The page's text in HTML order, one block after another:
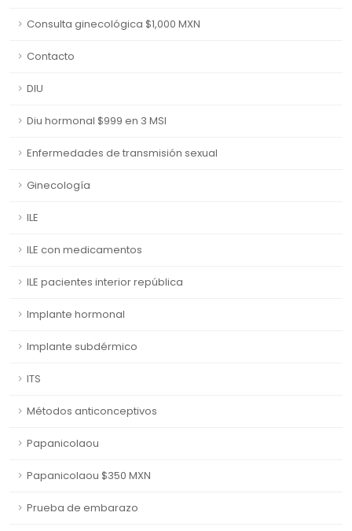
Consulta ginecológica $1,000 MXN
Contacto
DIU
Diu hormonal $999 en 3 MSI
Enfermedades de transmisión sexual
Ginecología
ILE
ILE con medicamentos
ILE pacientes interior república
Implante hormonal
Implante subdérmico
ITS
Métodos anticonceptivos
Papanicolaou
Papanicolaou $350 MXN
Prueba de embarazo